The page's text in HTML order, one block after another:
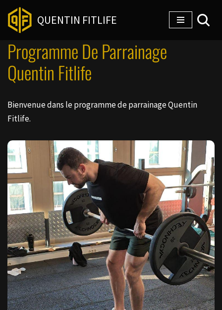
Aller
au
contenu
QUENTIN FITLIFE
Programme De Parrainage
Quentin Fitlife
Bienvenue dans le programme de parrainage Quentin
Fitlife.